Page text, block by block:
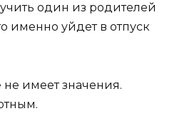
один из родителей
именно уйдет в отпуск
имеет значения.